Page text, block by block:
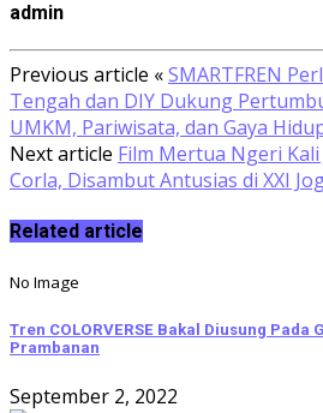
admin
Previous article «SMARTFREN
Tengah dan DIY Dukung
UMKM, Pariwisata, dan Gaya
Next article Film Mertua Ngeri
Corla, Disambut Antusias di XXI
Related article
No Image
Tren COLORVERSE Bakal Diusung Pada
Prambanan
September 2, 2022